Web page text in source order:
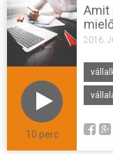
10 perc
Amit
2016.